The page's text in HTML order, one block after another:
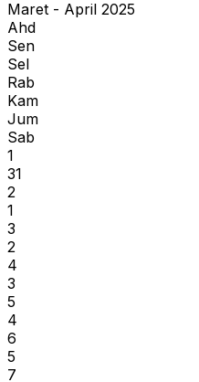
Maret - April 2025
Ahd
Sen
Sel
Rab
Kam
Jum
Sab
1
31
2
1
3
2
4
3
5
4
6
5
7